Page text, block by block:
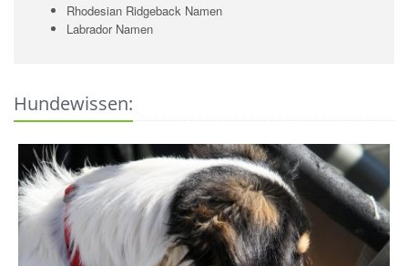
Rhodesian Ridgeback Namen
Labrador Namen
Hundewissen: